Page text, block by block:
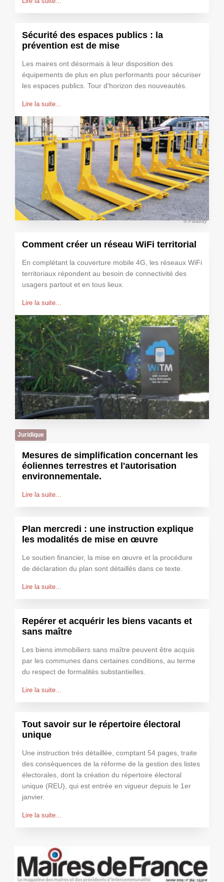
Sécurité des espaces publics : la
prévention est de mise
Les maires ont désormais à leur disposition des
équipements de plus en plus performants pour sécuriser
les espaces publics. Tour d'horizon des nouveautés.
Lire la suite...
© Pixabay
Comment créer un réseau WiFi territorial
En complétant la couverture mobile 4G, les réseaux WiFi
territoriaux répondent au besoin de connectivité des
usagers partout et en tous lieux.
Lire la suite...
Juridique
Mesures de simplification concernant les
éoliennes terrestres et l'autorisation
environnementale.
Lire la suite...
Plan mercredi : une instruction explique
les modalités de mise en œuvre
Le soutien financier, la mise en œuvre et la procédure
de déclaration du plan sont détaillés dans ce texte.
Lire la suite...
Repérer et acquérir les biens vacants et
sans maître
Les biens immobiliers sans maître peuvent être acquis
par les communes dans certaines conditions, au terme
du respect de formalités substantielles.
Lire la suite...
Tout savoir sur le répertoire électoral
unique
Une instruction très détaillée, comptant 54 pages, traite
des conséquences de la réforme de la gestion des listes
électorales, dont la création du répertoire électoral
unique (REU), qui est entrée en vigueur depuis le 1er
janvier.
Lire la suite...